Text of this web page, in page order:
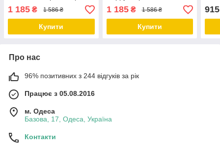
33
1 185 ₴ 1 586 ₴
Купити
Розмір 29-33
1 185₴ 1 586 ₴
Купити
915
Про нас
96% позитивних з 244 відгуків за рік
Працює з 05.08.2016
м. Одеса
Базова, 17, Одеса, Україна
Контакти